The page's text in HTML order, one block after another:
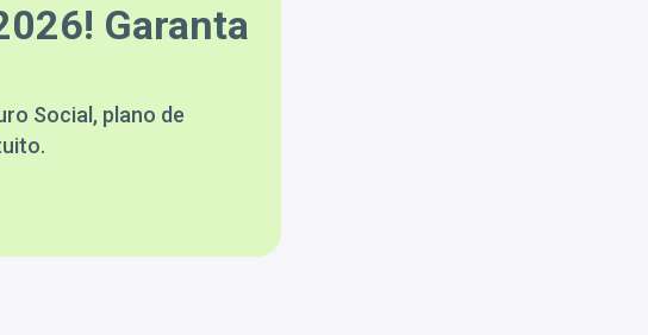
Garanta
Social, plano de